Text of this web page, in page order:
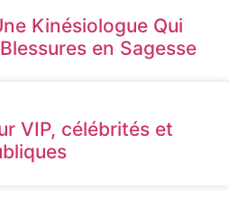
Kinésiologue Qui
en Sagesse
VIP, célébrités et